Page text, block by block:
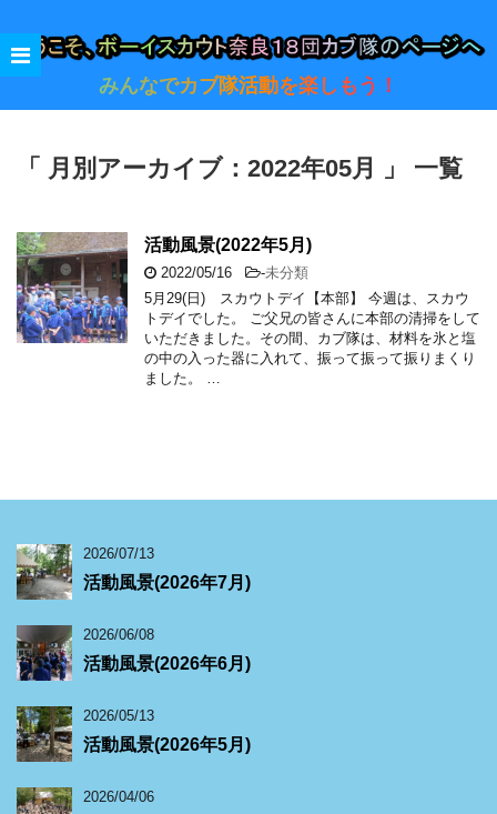
みんなでカブ隊活動を楽しもう！
「 月別アーカイブ：2022年05月 」 一覧
活動風景(2022年5月)
2022/05/16 -未分類
5月29(日) スカウトデイ【本部】 今週は、スカウ
トデイでした。 ご父兄の皆さんに本部の清掃をして
いただきました。その間、カブ隊は、材料を氷と塩
の中の入った器に入れて、振って振って振りまくり
ました。 …
2026/07/13
活動風景(2026年7月)
2026/06/08
活動風景(2026年6月)
2026/05/13
活動風景(2026年5月)
2026/04/06